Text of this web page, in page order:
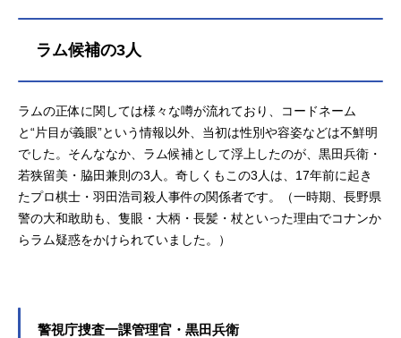
ラム候補の3人
ラムの正体に関しては様々な噂が流れており、コードネーム
と“片目が義眼”という情報以外、当初は性別や容姿などは不鮮明
でした。そんななか、ラム候補として浮上したのが、黒田兵衛・
若狭留美・脇田兼則の3人。奇しくもこの3人は、17年前に起き
たプロ棋士・羽田浩司殺人事件の関係者です。（一時期、長野県
警の大和敢助も、隻眼・大柄・長髪・杖といった理由でコナンか
らラム疑惑をかけられていました。）
警視庁捜査一課管理官・黒田兵衛